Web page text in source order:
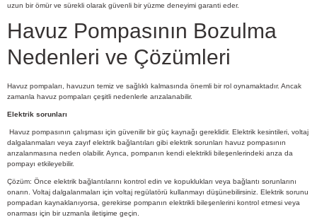
uzun bir ömür ve sürekli olarak güvenli bir yüzme deneyimi garanti eder.
Havuz Pompasının Bozulma
Nedenleri ve Çözümleri
Havuz pompaları, havuzun temiz ve sağlıklı kalmasında önemli bir rol oynamaktadır. Ancak
zamanla havuz pompaları çeşitli nedenlerle arızalanabilir.
Elektrik sorunları
Havuz pompasının çalışması için güvenilir bir güç kaynağı gereklidir. Elektrik kesintileri, voltaj
dalgalanmaları veya zayıf elektrik bağlantıları gibi elektrik sorunları havuz pompasının
arızalanmasına neden olabilir. Ayrıca, pompanın kendi elektrikli bileşenlerindeki arıza da
pompayı etkileyebilir.
Çözüm: Önce elektrik bağlantılarını kontrol edin ve kopuklukları veya bağlantı sorunlarını
onarın. Voltaj dalgalanmaları için voltaj regülatörü kullanmayı düşünebilirsiniz. Elektrik sorunu
pompadan kaynaklanıyorsa, gerekirse pompanın elektrikli bileşenlerini kontrol etmesi veya
onarması için bir uzmanla iletişime geçin.